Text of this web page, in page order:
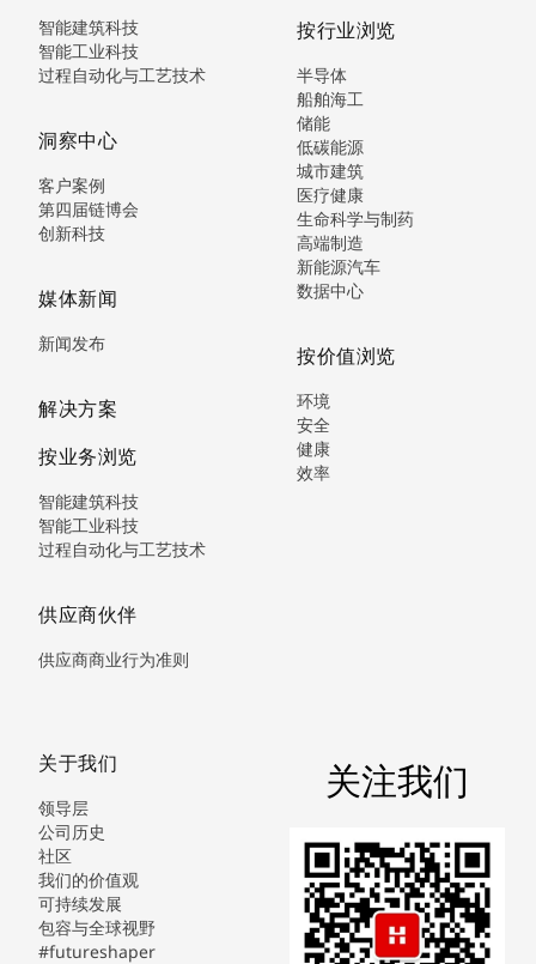
智能建筑科技
智能工业科技
过程自动化与工艺技术
洞察中心
客户案例
第四届链博会
创新科技
媒体新闻
新闻发布
解决方案
按业务浏览
智能建筑科技
智能工业科技
过程自动化与工艺技术
供应商伙伴
供应商商业行为准则
按行业浏览
半导体
船舶海工
储能
低碳能源
城市建筑
医疗健康
生命科学与制药
高端制造
新能源汽车
数据中心
按价值浏览
环境
安全
健康
效率
关于我们
领导层
公司历史
社区
我们的价值观
可持续发展
包容与全球视野
#futureshaper
关注我们